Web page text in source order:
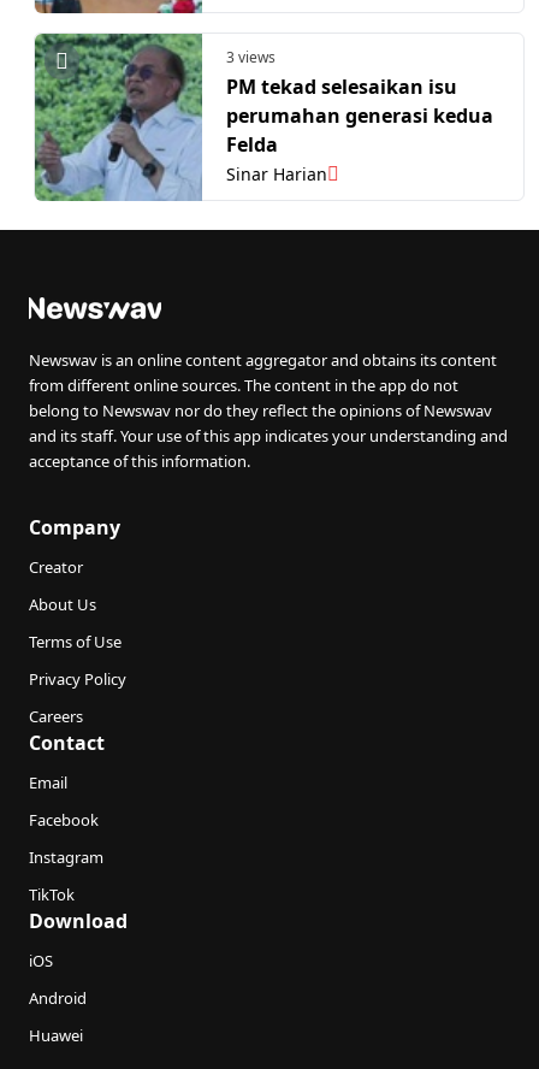
3 views
PM tekad selesaikan isu
perumahan generasi kedua
Felda
Sinar Harian
Newswav is an online content aggregator and obtains its content
from different online sources. The content in the app do not
belong to Newswav nor do they reflect the opinions of Newswav
and its staff. Your use of this app indicates your understanding and
acceptance of this information.
Company
Creator
About Us
Terms of Use
Privacy Policy
Careers
Contact
Email
Facebook
Instagram
TikTok
Download
iOS
Android
Huawei